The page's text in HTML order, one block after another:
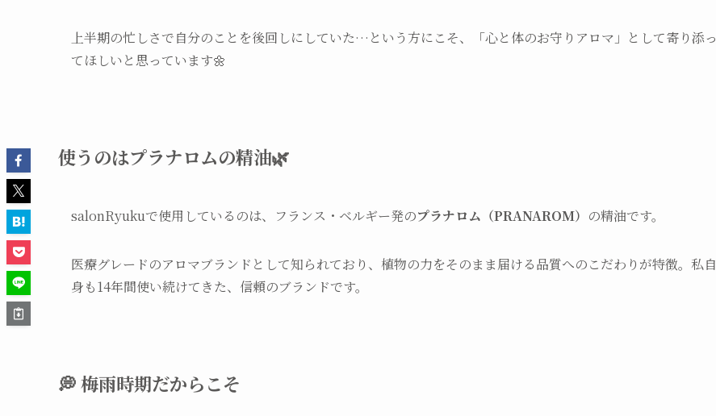
上半期の忙しさで自分のことを後回しにしていた…という方にこそ、「心と体のお守りアロマ」として寄り添っ
てほしいと思っています🌼
使うのはプラナロムの精油🌿
salonRyukuで使用しているのは、フランス・ベルギー発のプラナロム（PRANAROM） の精油です。
医療グレードのアロマブランドとして知られており、植物の力をそのまま届ける品質へのこだわりが特徴。私自
身も14年間使い続けてきた、信頼のブランドです。
💭 梅雨時期だからこそ